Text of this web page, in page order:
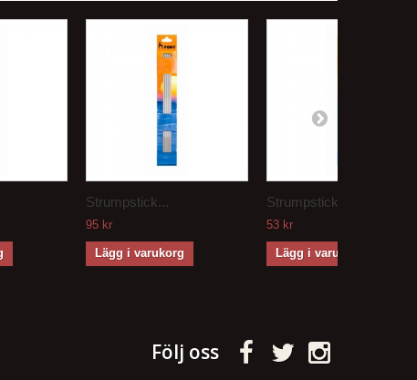
Strumpstick...
95 kr
Lägg i varukorg
Strumpstick...
53 kr
Lägg i varukorg
Följ oss